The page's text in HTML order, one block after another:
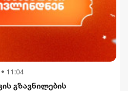
• 11:04
გზავნილების